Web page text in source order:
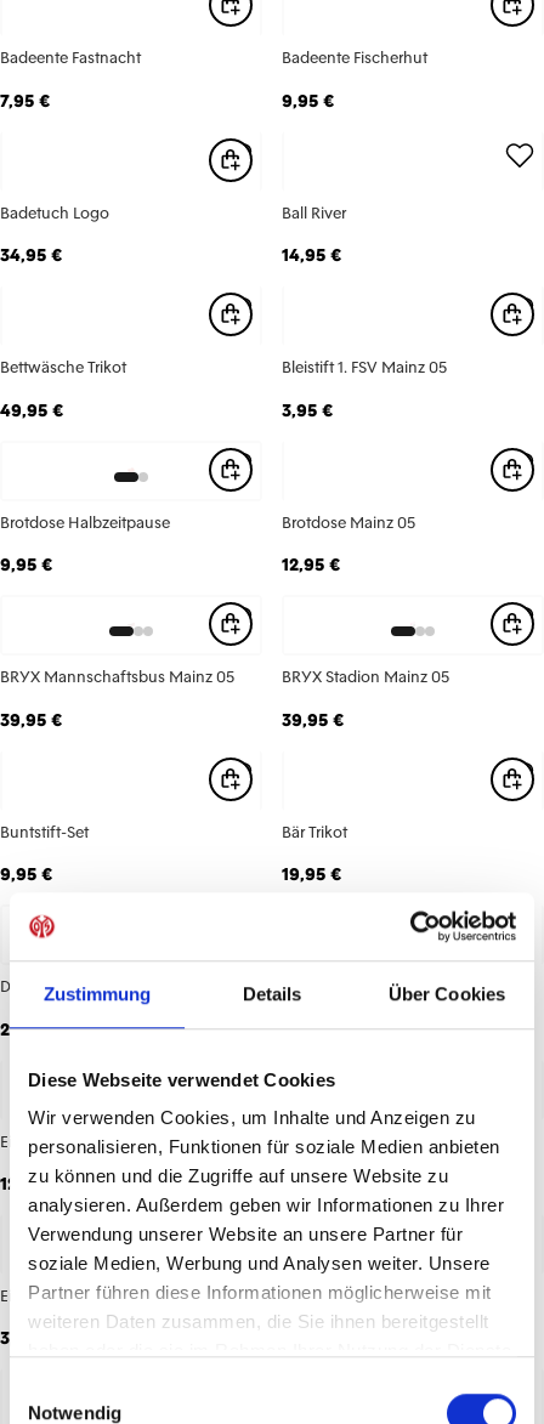
Zustimmung Details Über Cookies
Diese Webseite verwendet Cookies
Wir verwenden Cookies, um Inhalte und Anzeigen zu
personalisieren, Funktionen für soziale Medien anbieten
zu können und die Zugriffe auf unsere Website zu
analysieren. Außerdem geben wir Informationen zu Ihrer
Verwendung unserer Website an unsere Partner für
soziale Medien, Werbung und Analysen weiter. Unsere
Partner führen diese Informationen möglicherweise mit
weiteren Daten zusammen, die Sie ihnen bereitgestellt
Notwendig
Badeente Fastnacht
7,95 €
Badeente Fischerhut
9,95 €
Badetuch Logo
34,95 €
Ball River
14,95 €
Bettwäsche Trikot
49,95 €
Bleistift 1. FSV Mainz 05
3,95 €
Brotdose Halbzeitpause
9,95 €
Brotdose Mainz 05
12,95 €
BRYX Mannschaftsbus Mainz 05
39,95 €
BRYX Stadion Mainz 05
39,95 €
Buntstift-Set
9,95 €
Bär Trikot
19,95 €
Decke Glow in the dark
29,95 €
Duschgel Mainz 05
5,95 €
Eierbecher 2er-Set 1905
12,95 €
Einkaufskorb Mainz 05
19,95 €
Einkaufstüte
3,95 €
Fahrradklingel Fußball